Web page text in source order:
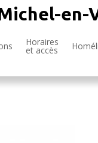
en-
Horaires
et accès